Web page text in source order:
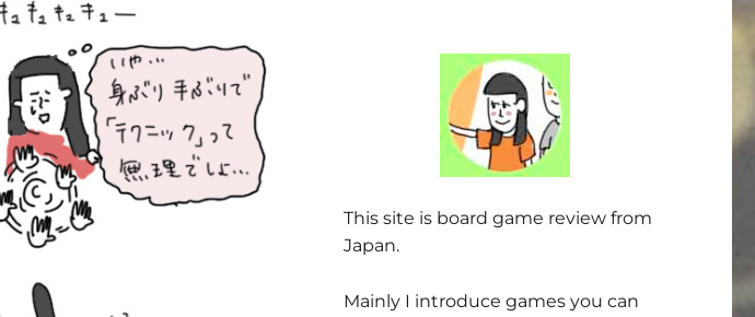
This site is board game review from
Japan.
Mainly I introduce games you can